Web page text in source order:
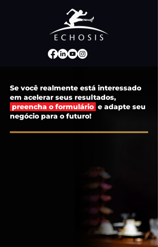
Se você realmente está interessado
em acelerar seus resultados,
preencha o formulário e adapte seu
negócio para o futuro!